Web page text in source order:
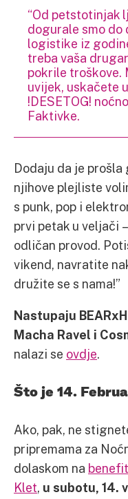
“Od petstotinjak
dogurale smo do
logistike iz
treba vaša
pokrile troškove.
uvijek, uskačete
!DESETOG!
Faktivke.
Dodaju da je prošla
njihove plejliste
s punk, pop i
prvi petak u veljači
odličan provod.
vikend, navratite
družite se s nama!”
Nastupaju
Macha Ravel i
nalazi se ovdje.
Što je 14.
Ako, pak, ne
pripremama za
dolaskom na
Klet, u subotu, 14.